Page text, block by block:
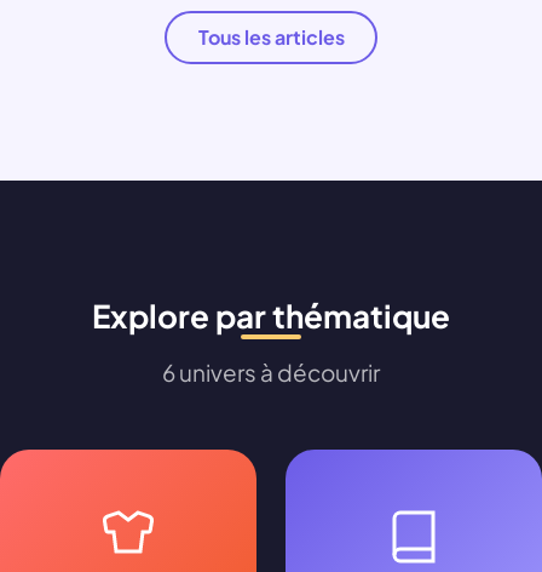
Tous les articles
Explore par thématique
6 univers à découvrir